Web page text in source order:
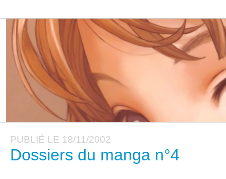
PUBLIÉ LE 18/11/2002
Dossiers du manga n°4